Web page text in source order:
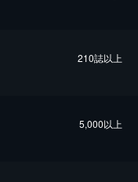
210誌以上
5,000以上